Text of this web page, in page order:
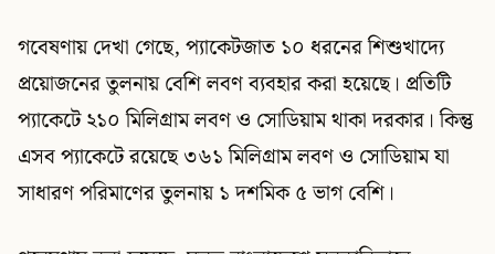
গবেষণায় দেখা গেছে, প্যাকেটজাত ১০ ধরনের শিশুখাদ্যে
প্রয়োজনের তুলনায় বেশি লবণ ব্যবহার করা হয়েছে। প্রতিটি
প্যাকেটে ২১০ মিলিগ্রাম লবণ ও সোডিয়াম থাকা দরকার। কিন্তু
এসব প্যাকেটে রয়েছে ৩৬১ মিলিগ্রাম লবণ ও সোডিয়াম যা
সাধারণ পরিমাণের তুলনায় ১ দশমিক ৫ ভাগ বেশি।